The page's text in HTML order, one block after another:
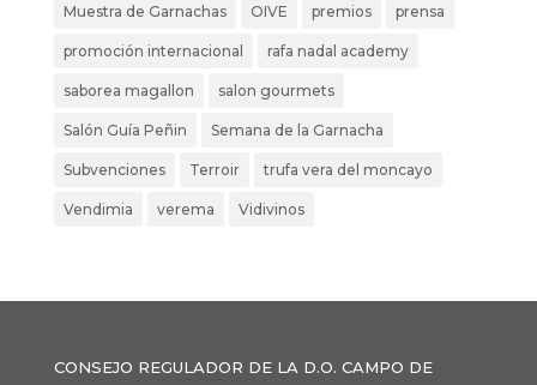
Muestra de Garnachas OIVE premios prensa
promoción internacional rafa nadal academy
saborea magallon salon gourmets
Salón Guía Peñin Semana de la Garnacha
Subvenciones Terroir trufa vera del moncayo
Vendimia verema Vidivinos
CONSEJO REGULADOR DE LA D.O. CAMPO DE